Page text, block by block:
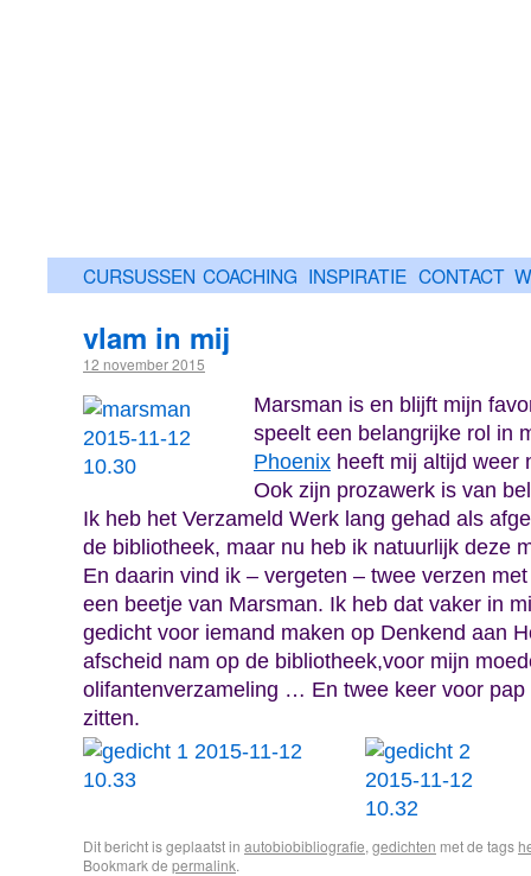
CURSUSSEN COACHING INSPIRATIE CONTACT
vlam in mij
12 november 2015
Marsman is en blijft mijn
speelt een belangrijke rol in
Phoenix heeft mij altijd weer
Ook zijn prozawerk is van
Ik heb het Verzameld Werk lang gehad als
de bibliotheek, maar nu heb ik natuurlijk deze
En daarin vind ik – vergeten – twee verzen
een beetje van Marsman. Ik heb dat vaker in
gedicht voor iemand maken op Denkend aan
afscheid nam op de bibliotheek,voor mijn
olifantenverzameling … En twee keer voor
zitten.
Dit bericht is geplaatst in autobiobibliografie, gedichten met de tags
Bookmark de permalink.